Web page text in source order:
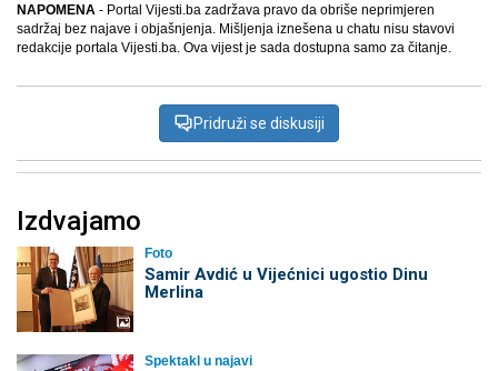
NAPOMENA - Portal Vijesti.ba zadržava pravo da obriše neprimjeren
sadržaj bez najave i objašnjenja. Mišljenja iznešena u chatu nisu stavovi
redakcije portala Vijesti.ba. Ova vijest je sada dostupna samo za čitanje.
Pridruži se diskusiji
Izdvajamo
Foto
Samir Avdić u Vijećnici ugostio Dinu
Merlina
Spektakl u najavi